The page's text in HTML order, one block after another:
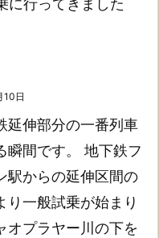
に行ってきました
10日
延伸部分の一番列車
間です。
地下鉄フ
駅からの延伸区間の
り一般試乗が始まり
オプラヤー川の下を